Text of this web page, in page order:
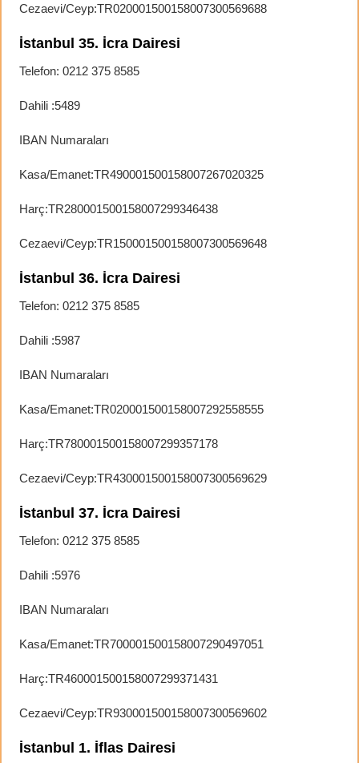
Cezaevi/Ceyp:TR020001500158007300569688
İstanbul 35. İcra Dairesi
Telefon: 0212 375 8585
Dahili :5489
IBAN Numaraları
Kasa/Emanet:TR490001500158007267020325
Harç:TR280001500158007299346438
Cezaevi/Ceyp:TR150001500158007300569648
İstanbul 36. İcra Dairesi
Telefon: 0212 375 8585
Dahili :5987
IBAN Numaraları
Kasa/Emanet:TR020001500158007292558555
Harç:TR780001500158007299357178
Cezaevi/Ceyp:TR430001500158007300569629
İstanbul 37. İcra Dairesi
Telefon: 0212 375 8585
Dahili :5976
IBAN Numaraları
Kasa/Emanet:TR700001500158007290497051
Harç:TR460001500158007299371431
Cezaevi/Ceyp:TR930001500158007300569602
İstanbul 1. İflas Dairesi